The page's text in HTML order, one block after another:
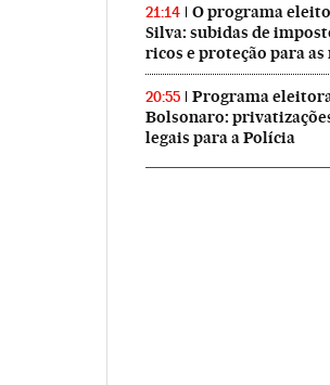
21:14
O programa
Silva: subidas de
ricos e proteção para
20:55
Programa
Bolsonaro:
legais para a Polícia